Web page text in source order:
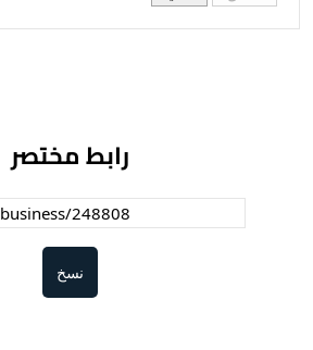
رابط مختصر
نسخ